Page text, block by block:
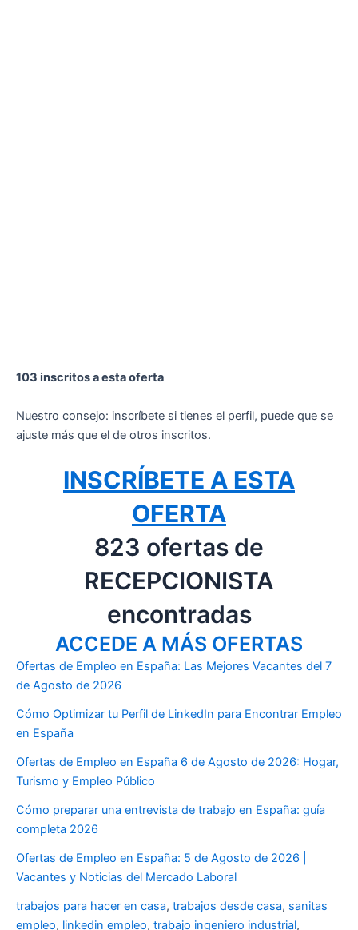
103 inscritos a esta oferta
Nuestro consejo: inscríbete si tienes el perfil, puede que se
ajuste más que el de otros inscritos.
INSCRÍBETE A ESTA
OFERTA
823 ofertas de
RECEPCIONISTA
encontradas
ACCEDE A MÁS OFERTAS
Ofertas de Empleo en España: Las Mejores Vacantes del 7
de Agosto de 2026
Cómo Optimizar tu Perfil de LinkedIn para Encontrar Empleo
en España
Ofertas de Empleo en España 6 de Agosto de 2026: Hogar,
Turismo y Empleo Público
Cómo preparar una entrevista de trabajo en España: guía
completa 2026
Ofertas de Empleo en España: 5 de Agosto de 2026 |
Vacantes y Noticias del Mercado Laboral
trabajos para hacer en casa, trabajos desde casa, sanitas
empleo, linkedin empleo, trabajo ingeniero industrial,